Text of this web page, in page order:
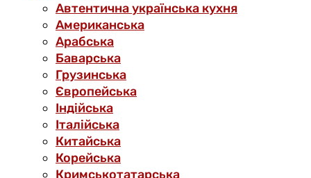
Автентична українська кухня
Американська
Арабська
Баварська
Грузинська
Європейська
Індійська
Італійська
Китайська
Корейська
Кримськотатарська